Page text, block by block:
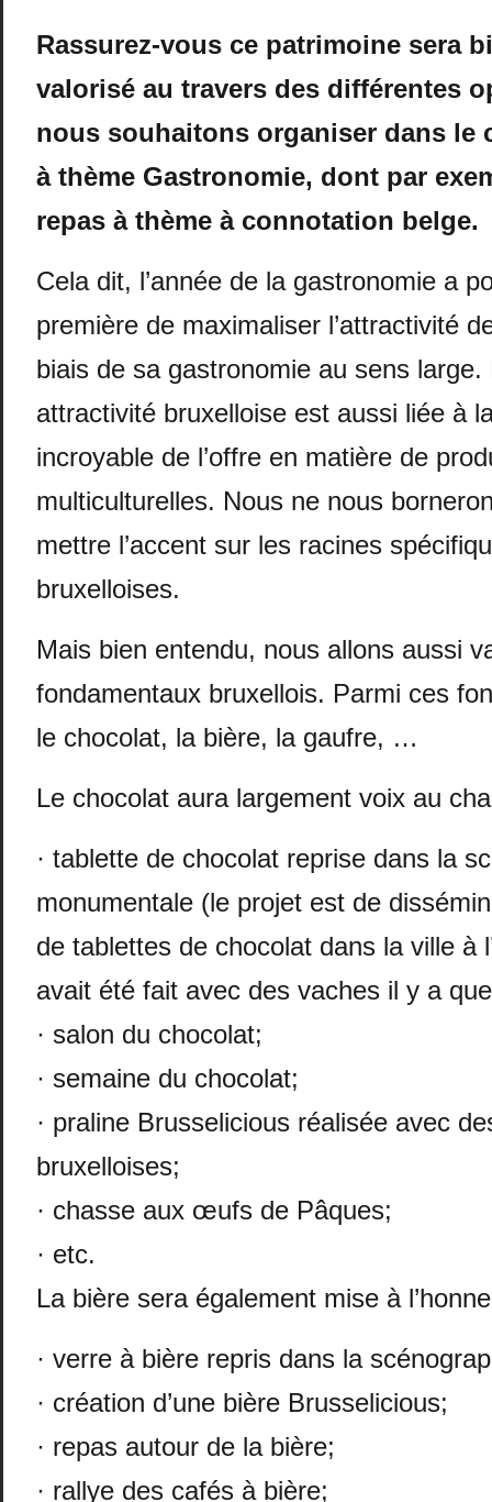
Rassurez-vous ce patrimoine sera
valorisé au travers des différentes
nous souhaitons organiser dans le
à thème Gastronomie, dont par
repas à thème à connotation belge.
Cela dit, l’année de la gastronomie a
première de maximaliser l’attractivité
biais de sa gastronomie au sens large.
attractivité bruxelloise est aussi liée à
incroyable de l’offre en matière de
multiculturelles. Nous ne nous
mettre l’accent sur les racines
bruxelloises.
Mais bien entendu, nous allons aussi
fondamentaux bruxellois. Parmi ces
le chocolat, la bière, la gaufre, …
Le chocolat aura largement voix au
· tablette de chocolat reprise dans la
monumentale (le projet est de
de tablettes de chocolat dans la ville à
avait été fait avec des vaches il y a
· salon du chocolat;
· semaine du chocolat;
· praline Brusselicious réalisée avec
bruxelloises;
· chasse aux œufs de Pâques;
· etc.
La bière sera également mise à
· verre à bière repris dans la
· création d’une bière Brusselicious;
· repas autour de la bière;
· rallye des cafés à bière;